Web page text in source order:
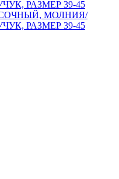
МОЛНИЯ/
РАЗМЕР 39-45